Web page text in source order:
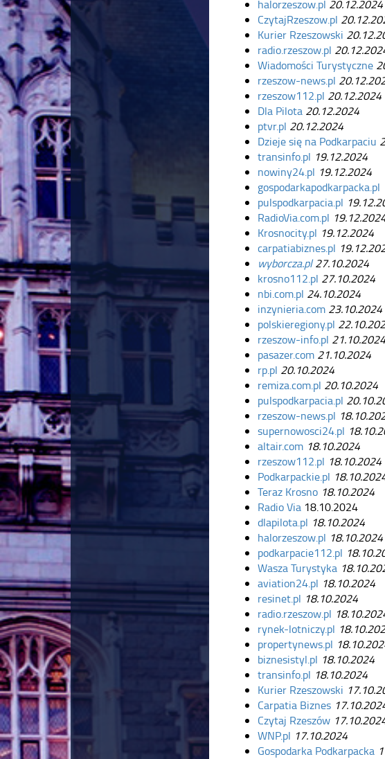
halorzeszow.pl 20.12.2024
CzytajRzeszow.pl
Kurier Rzeszowski
radio.rzeszow.pl
Wiadomości Turystyczne
rzeszow-news.pl
rzeszow112.pl 20.12.2024
Dla Pilota 20.12.2024
ptvr.pl 20.12.2024
Dzieje się na Podkarpaciu
transinfo.pl 19.12.2024
nowiny24.pl 19.12.2024
gospodarkapodkarpacka.pl
pulspodkarpacia.pl
RadioVia.com.pl
Krosnocity.pl 19.12.2024
carpatiabiznes.pl
wyborcza.pl27.10.2024
krosno112.pl 27.10.2024
nbi.com.pl 24.10.2024
inzynieria.com 23.10.2024
polskieregiony.pl
rzeszow-info.pl 21.10.2024
pasazer.com 21.10.2024
rp.pl 20.10.2024
remiza.com.pl 20.10.2024
pulspodkarpacia.pl
rzeszow-news.pl
supernowosci24.pl
altair.com 18.10.2024
rzeszow112.pl 18.10.2024
Podkarpackie.pl
Teraz Krosno 18.10.2024
Radio Via 18.10.2024
dlapilota.pl 18.10.2024
halorzeszow.pl 18.10.2024
podkarpacie112.pl
Wasza Turystyka
aviation24.pl 18.10.2024
resinet.pl 18.10.2024
radio.rzeszow.pl
rynek-lotniczy.pl
propertynews.pl
biznesistyl.pl 18.10.2024
transinfo.pl 18.10.2024
Kurier Rzeszowski
Carpatia Biznes
Czytaj Rzeszów
WNP.pl 17.10.2024
Gospodarka Podkarpacka